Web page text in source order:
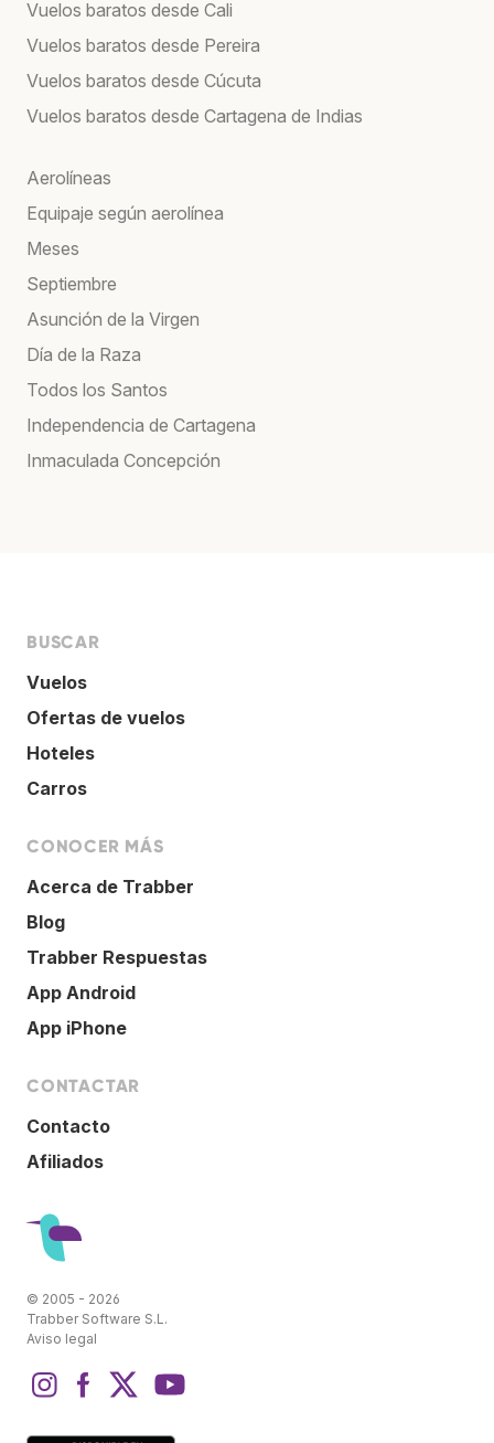
Vuelos baratos desde Cali
Vuelos baratos desde Pereira
Vuelos baratos desde Cúcuta
Vuelos baratos desde Cartagena de Indias
Aerolíneas
Equipaje según aerolínea
Meses
Septiembre
Asunción de la Virgen
Día de la Raza
Todos los Santos
Independencia de Cartagena
Inmaculada Concepción
BUSCAR
Vuelos
Ofertas de vuelos
Hoteles
Carros
CONOCER MÁS
Acerca de Trabber
Blog
Trabber Respuestas
App Android
App iPhone
CONTACTAR
Contacto
Afiliados
© 2005 - 2026
Trabber Software S.L.
Aviso legal